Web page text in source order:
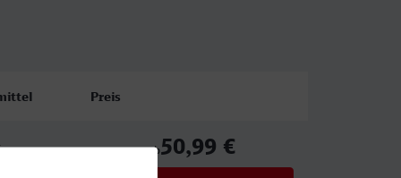
Preis
ab50,99 €